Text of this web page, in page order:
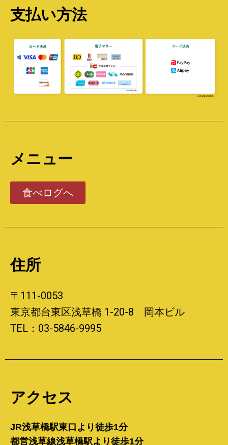
支払い方法
メニュー
食べログへ
住所
〒111-0053
東京都台東区浅草橋 1-20-8 岡本ビル
TEL：03-5846-9995
アクセス
JR浅草橋駅東口より徒歩1分
都営浅草線浅草橋駅より徒歩1分